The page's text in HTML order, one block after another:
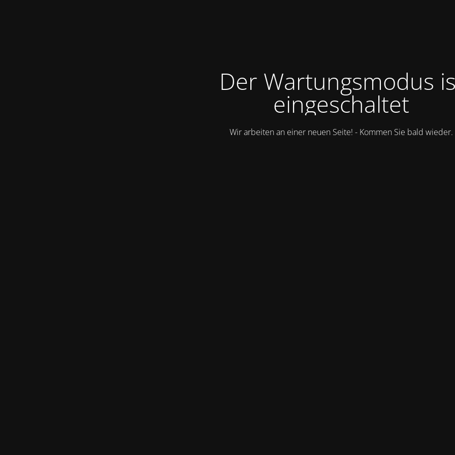
Der Wartungsmodus
eingeschaltet
Wir arbeiten an einer neuen Seite! - Kommen Sie bald wieder.